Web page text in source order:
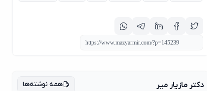
دکتر مازیار میر همه نوشته‌ها